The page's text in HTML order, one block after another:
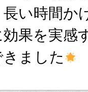
い時間か
果を実感
ました